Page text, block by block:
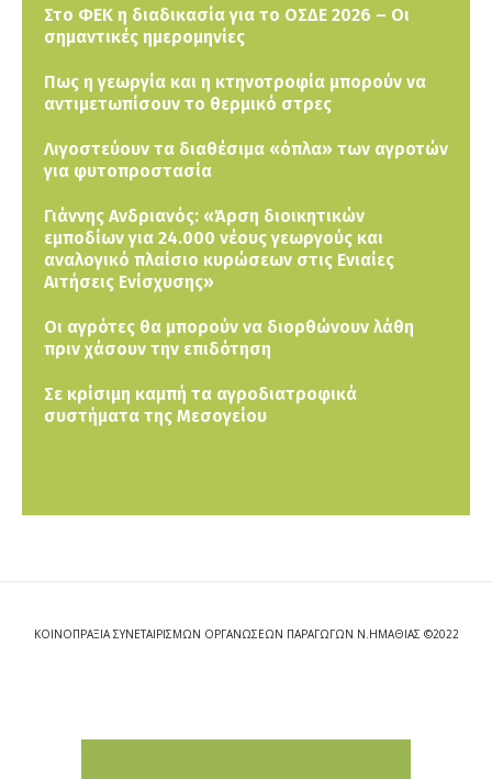
Στο ΦΕΚ η διαδικασία για το ΟΣΔΕ 2026 – Οι
σημαντικές ημερομηνίες
Πως η γεωργία και η κτηνοτροφία μπορούν να
αντιμετωπίσουν το θερμικό στρες
Λιγοστεύουν τα διαθέσιμα «όπλα» των αγροτών
για φυτοπροστασία
Γιάννης Ανδριανός: «Άρση διοικητικών
εμποδίων για 24.000 νέους γεωργούς και
αναλογικό πλαίσιο κυρώσεων στις Ενιαίες
Αιτήσεις Ενίσχυσης»
Οι αγρότες θα μπορούν να διορθώνουν λάθη
πριν χάσουν την επιδότηση
Σε κρίσιμη καμπή τα αγροδιατροφικά
συστήματα της Μεσογείου
ΚΟΙΝΟΠΡΑΞΙΑ ΣΥΝΕΤΑΙΡΙΣΜΩΝ ΟΡΓΑΝΩΣΕΩΝ ΠΑΡΑΓΩΓΩΝ Ν.ΗΜΑΘΙΑΣ ©2022